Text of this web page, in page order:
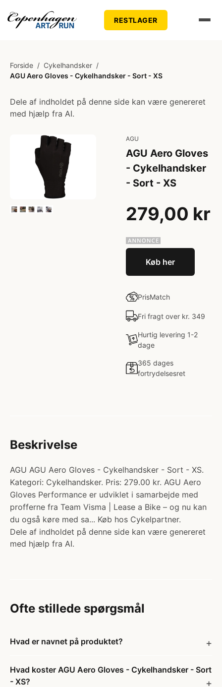
RESTLAGER
Forside / Cykelhandsker /
AGU Aero Gloves - Cykelhandsker - Sort - XS
Dele af indholdet på denne side kan være genereret
med hjælp fra AI.
AGU
AGU Aero Gloves
- Cykelhandsker
- Sort - XS
279,00 kr
Køb her
PrisMatch
Fri fragt over kr. 349
Hurtig levering 1-2
dage
365 dages
fortrydelsesret
Beskrivelse
AGU AGU Aero Gloves - Cykelhandsker - Sort - XS.
Kategori: Cykelhandsker. Pris: 279.00 kr. AGU Aero
Gloves Performance er udviklet i samarbejde med
profferne fra Team Visma | Lease a Bike – og nu kan
du også køre med sa... Køb hos Cykelpartner.
Dele af indholdet på denne side kan være genereret
med hjælp fra AI.
Ofte stillede spørgsmål
Hvad er navnet på produktet?
Hvad koster AGU Aero Gloves - Cykelhandsker - Sort
- XS?